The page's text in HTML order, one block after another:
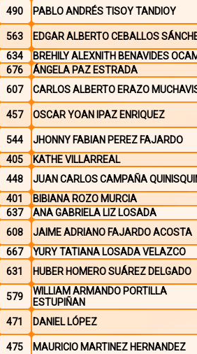
490 PABLO ANDRÉS TISOY TANDIOY
563
EDGAR ALBERTO CEBALLOS
634
BREHILY ALEXNITH BENAVIDES
676
ÁNGELA PAZ ESTRADA
607 CARLOS ALBERTO ERAZO
457 OSCAR YOAN IPAZ ENRIQUEZ
544
JHONNY FABIAN PEREZ FAJARDO
405
KATHE VILLARREAL
448
JUAN CARLOS CAMPAÑA
401
BIBIANA ROZO MURCIA
637
ANA GABRIELA LIZ LOSADA
608
JAIME ADRIANO FAJARDO ACOSTA
667
YURY TATIANA LOSADA VELAZCO
631 HUBER HOMERO SUÁREZ DELGADO
579
WILLIAM ARMANDO PORTILLA
ESTUPIÑAN
471 DANIEL LÓPEZ
475
MAURICIO MARTINEZ HERNANDEZ